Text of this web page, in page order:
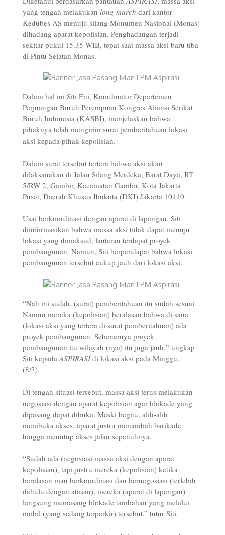
yang tengah melakukan long march dari kantor
Kedubes AS menuju silang Monumen Nasional (Monas)
dihadang aparat kepolisian. Penghadangan terjadi
sekitar pukul 15.35 WIB, tepat saat massa aksi baru tiba
di Pintu Selatan Monas.
Dalam hal ini Siti Eni, Koordinator Departemen
Perjuangan Buruh Perempuan Kongres Aliansi Serikat
Buruh Indonesia (KASBI), menjelaskan bahwa
pihaknya telah mengirim surat pemberitahuan lokasi
aksi kepada pihak kepolisian.
Dalam surat tersebut tertera bahwa aksi akan
dilaksanakan di Jalan Silang Merdeka, Barat Daya, RT
5/RW 2, Gambir, Kecamatan Gambir, Kota Jakarta
Pusat, Daerah Khusus Ibukota (DKI) Jakarta 10110.
Usai berkoordinasi dengan aparat di lapangan, Siti
diinformasikan bahwa massa aksi tidak dapat menuju
lokasi yang dimaksud, lantaran terdapat proyek
pembangunan. Namun, Siti berpendapat bahwa lokasi
pembangunan tersebut cukup jauh dari lokasi aksi.
“Nah ini sudah, (surat) pemberitahuan itu sudah sesuai.
Namun mereka (kepolisian) beralasan bahwa di sana
(lokasi aksi yang tertera di surat pemberitahuan) ada
proyek pembangunan. Sebenarnya proyek
pembangunan itu wilayah (nya) itu juga jauh,” ungkap
Siti kepadaASPIRASIdi lokasi aksi pada Minggu,
(8/3).
Di tengah situasi tersebut, massa aksi terus melakukan
negosiasi dengan aparat kepolisian agar blokade yang
dipasang dapat dibuka. Meski begitu, alih-alih
membuka akses, aparat justru menambah barikade
hingga menutup akses jalan sepenuhnya.
“Sudah ada (negosiasi massa aksi dengan aparat
kepolisian), tapi justru mereka (kepolisian) ketika
beralasan mau berkoordinasi dan bernegosiasi (terlebih
dahulu dengan atasan), mereka (aparat di lapangan)
langsung memasang blokade tambahan yang melalui
mobil (yang sedang terparkir) tersebut.” tutur Siti.